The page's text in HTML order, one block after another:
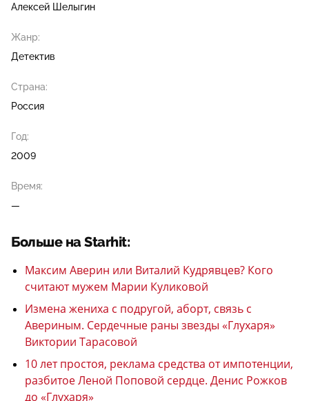
Алексей Шелыгин
Жанр:
Детектив
Страна:
Россия
Год:
2009
Время:
—
Больше на Starhit:
Максим Аверин или Виталий Кудрявцев? Кого
считают мужем Марии Куликовой
Измена жениха с подругой, аборт, связь с
Авериным. Сердечные раны звезды «Глухаря»
Виктории Тарасовой
10 лет простоя, реклама средства от импотенции,
разбитое Леной Поповой сердце. Денис Рожков
до «Глухаря»